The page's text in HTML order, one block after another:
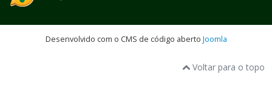
Desenvolvido com o CMS de código aberto Joomla
Voltar para o topo